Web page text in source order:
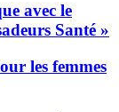
avec le
Santé »
les femmes